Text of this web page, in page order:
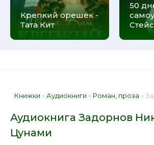
Крепкий орешек -
Тата Кит
50
Книжки »Аудиокниги » Роман, проза »
Аудиокнига Задорнов
Цунами